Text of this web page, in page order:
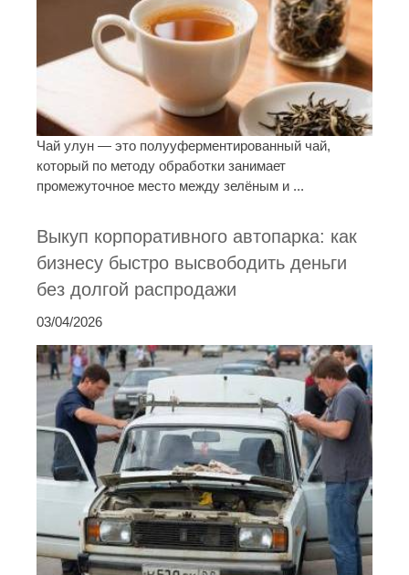
Чай улун — это полууферментированный чай,
который по методу обработки занимает
промежуточное место между зелёным и ...
Выкуп корпоративного автопарка: как
бизнесу быстро высвободить деньги
без долгой распродажи
03/04/2026